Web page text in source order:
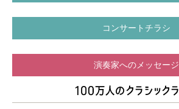
コンサートチラシ
演奏家へのメッセージ